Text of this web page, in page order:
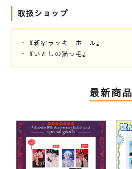
取扱ショップ
・『新宿ラッキーホール』
・『いとしの猫っ毛』
最新商品